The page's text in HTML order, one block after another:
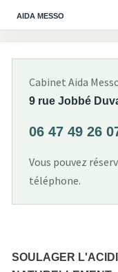
AIDA MESSO
Cabinet Aida
9 rue Jobbé
06 47 49 26
Vous pouvez
téléphone.
SOULAGER